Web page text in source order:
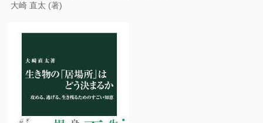
大崎 直太 (著)